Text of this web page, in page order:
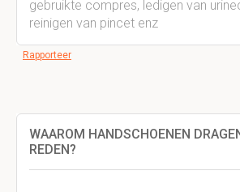
gebruikte compres, ledigen van
reinigen van pincet enz
Rapporteer
WAAROM HANDSCHOENEN
REDEN?